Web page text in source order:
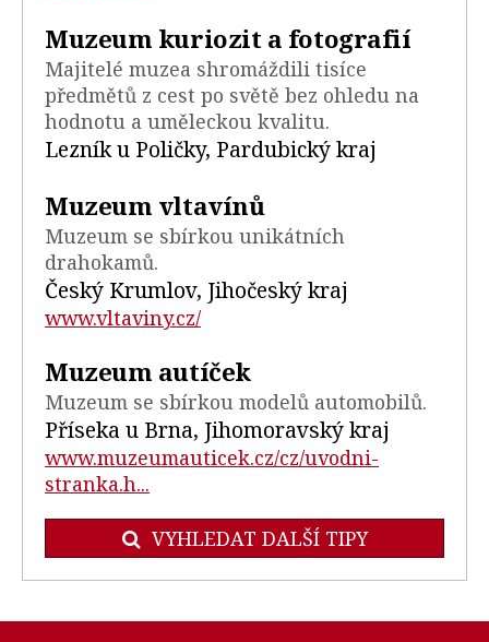
Muzeum kuriozit a fotografií
Majitelé muzea shromáždili tisíce
předmětů z cest po světě bez ohledu na
hodnotu a uměleckou kvalitu.
Lezník u Poličky, Pardubický kraj
Muzeum vltavínů
Muzeum se sbírkou unikátních
drahokamů.
Český Krumlov, Jihočeský kraj
www.vltaviny.cz/
Muzeum autíček
Muzeum se sbírkou modelů automobilů.
Příseka u Brna, Jihomoravský kraj
www.muzeumauticek.cz/cz/uvodni-
stranka.h...
VYHLEDAT DALŠÍ TIPY